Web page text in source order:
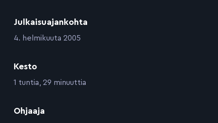
Julkaisuajankohta
:4. helmikuuta 2005
Kesto
:1 tuntia, 29 minuuttia
Ohjaaja